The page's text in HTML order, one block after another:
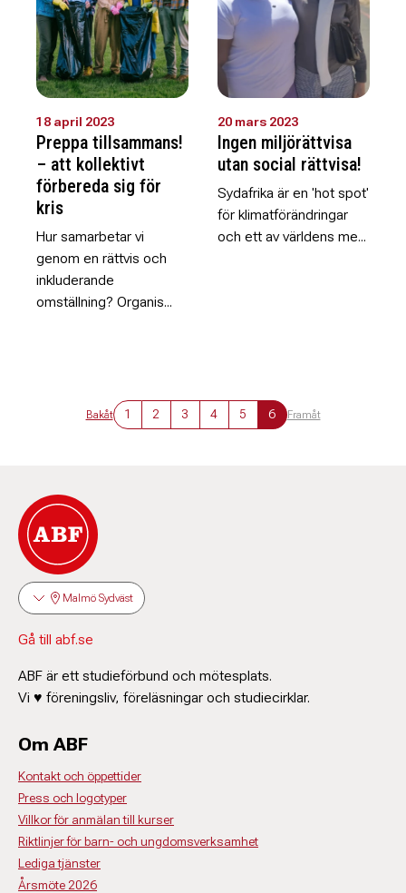
18 april 2023
Preppa tillsammans!
– att kollektivt
förbereda sig för
kris
Hur samarbetar vi
genom en rättvis och
inkluderande
omställning? Organis...
20 mars 2023
Ingen miljörättvisa
utan social rättvisa!
Sydafrika är en 'hot spot'
för klimatförändringar
och ett av världens me...
Bakåt 1 2 3 4 5 6 Framåt
Malmö Sydväst
Gå till abf.se
ABF är ett studieförbund och mötesplats.
Vi ♥ föreningsliv, föreläsningar och studiecirklar.
Om ABF
Kontakt och öppettider
Press och logotyper
Villkor för anmälan till kurser
Riktlinjer för barn- och ungdomsverksamhet
Lediga tjänster
Årsmöte 2026